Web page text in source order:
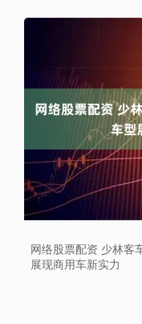
网络股票配资 少林客
展现商用车新实力